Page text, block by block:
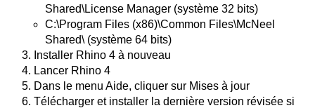
Shared\License Manager (système 32 bits)
C:\Program Files (x86)\Common Files\McNeel
Shared\ (système 64 bits)
Installer Rhino 4 à nouveau
Lancer Rhino 4
Dans le menu Aide, cliquer sur Mises à jour
Télécharger et installer la dernière version révisée si